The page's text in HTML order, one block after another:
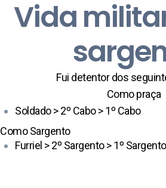
Vida
Fui detentor dos
Como praça
Soldado > 2º Cabo > 1º Cabo
Como Sargento
Furriel > 2º Sargento > 1º